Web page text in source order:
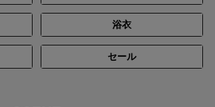
浴衣
セール